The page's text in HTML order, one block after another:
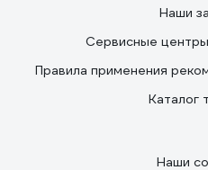
Наши
Сервисные
Правила применения
Каталог
Наши